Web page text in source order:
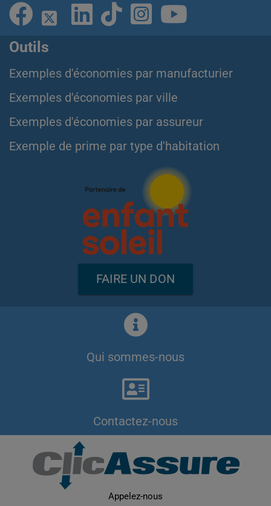
Outils
Exemples d'économies par manufacturier
Exemples d'économies par ville
Exemples d'économies par assureur
Exemple de prime par type d'habitation
FAIRE UN DON
Qui sommes-nous
Contactez-nous
Appelez-nous